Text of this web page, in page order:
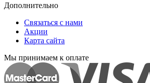
Дополнительно
Связаться с нами
Акции
Карта сайта
Мы принимаем к оплате